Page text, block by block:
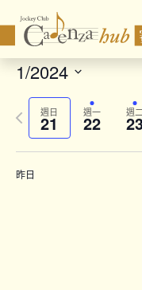
1/2024
Select
date.週日
21 週一
22 週二
Previous
week
昨日